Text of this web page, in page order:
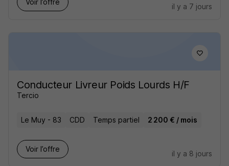
Voir l’offre
il y a 7 jours
Conducteur Livreur Poids Lourds H/F
Tercio
Le Muy - 83 CDD Temps partiel 2 200 € / mois
Voir l’offre
il y a 8 jours